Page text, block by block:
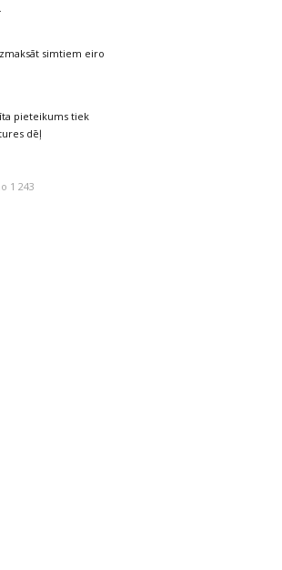
simtiem eiro
pieteikums tiek
dēļ
1 243